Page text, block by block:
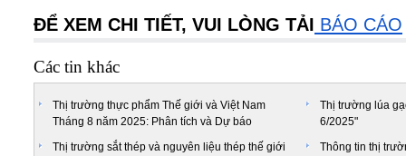
ĐỂ XEM CHI TIẾT, VUI LÒNG TẢI BÁO CÁO
Các tin khác
Thị trường thực phẩm Thế giới và Việt Nam
Tháng 8 năm 2025: Phân tích và Dự báo
Thị trường lúa
6/2025"
Thị trường sắt thép và nguyên liệu thép thế giới
Thông tin thị